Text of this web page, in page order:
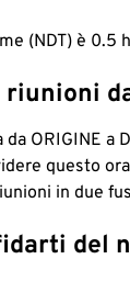
(NDT) è 0.5
ORIGINE a
questo
in due
del